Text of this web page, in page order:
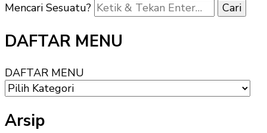
Mencari Sesuatu?
DAFTAR MENU
DAFTAR MENU
Arsip